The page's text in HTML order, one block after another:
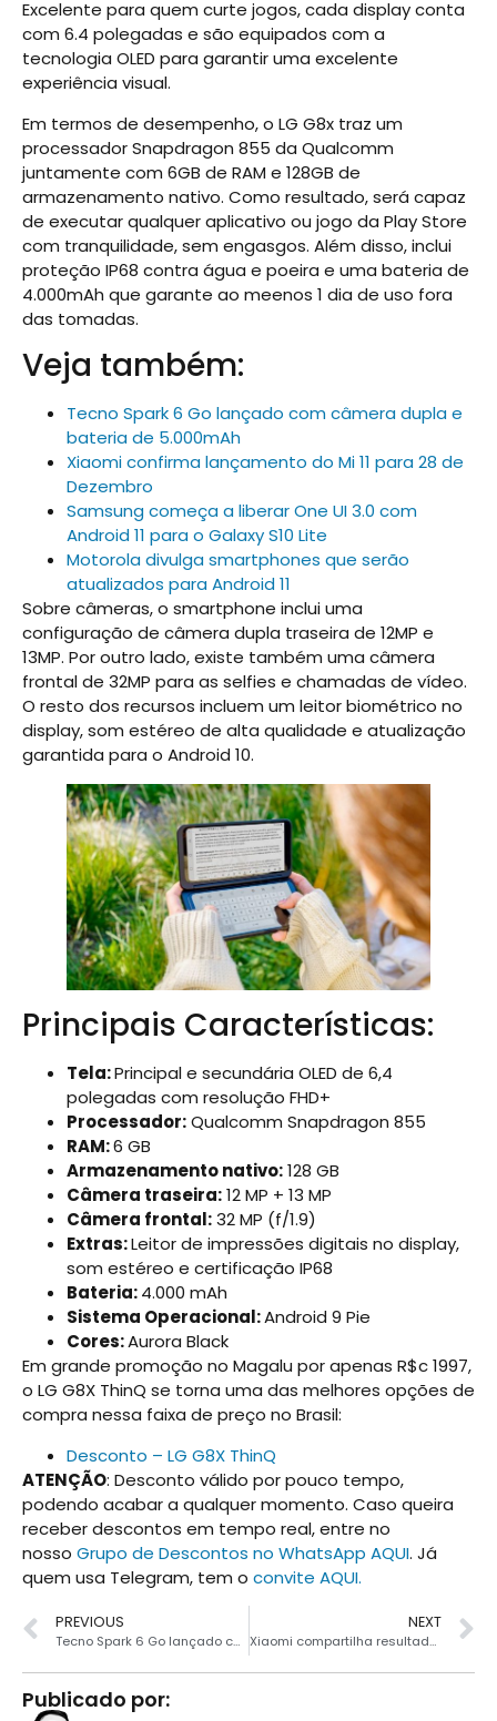
Excelente para quem curte jogos, cada display conta
com 6.4 polegadas e são equipados com a
tecnologia OLED para garantir uma excelente
experiência visual.
Em termos de desempenho, o LG G8x traz um
processador Snapdragon 855 da Qualcomm
juntamente com 6GB de RAM e 128GB de
armazenamento nativo. Como resultado, será capaz
de executar qualquer aplicativo ou jogo da Play Store
com tranquilidade, sem engasgos. Além disso, inclui
proteção IP68 contra água e poeira e uma bateria de
4.000mAh que garante ao meenos 1 dia de uso fora
das tomadas.
Veja também:
Tecno Spark 6 Go lançado com câmera dupla e
bateria de 5.000mAh
Xiaomi confirma lançamento do Mi 11 para 28 de
Dezembro
Samsung começa a liberar One UI 3.0 com
Android 11 para o Galaxy S10 Lite
Motorola divulga smartphones que serão
atualizados para Android 11
Sobre câmeras, o smartphone inclui uma
configuração de câmera dupla traseira de 12MP e
13MP. Por outro lado, existe também uma câmera
frontal de 32MP para as selfies e chamadas de vídeo.
O resto dos recursos incluem um leitor biométrico no
display, som estéreo de alta qualidade e atualização
garantida para o Android 10.
Principais Características:
Tela:Principal e secundária OLED de 6,4
polegadas com resolução FHD+
Processador:Qualcomm Snapdragon 855
RAM:6 GB
Armazenamento nativo:128 GB
Câmera traseira:12 MP + 13 MP
Câmera frontal:32 MP (f/1.9)
Extras:Leitor de impressões digitais no display,
som estéreo e certificação IP68
Bateria:4.000 mAh
Sistema Operacional:Android 9 Pie
Cores:Aurora Black
Em grande promoção no Magalu por apenas R$c 1997,
o LG G8X ThinQ se torna uma das melhores opções de
compra nessa faixa de preço no Brasil:
Desconto – LG G8X ThinQ
ATENÇÃO: Desconto válido por pouco tempo,
podendo acabar a qualquer momento. Caso queira
receber descontos em tempo real, entre no
nosso Grupo de Descontos no WhatsApp AQUI. Já
quem usa Telegram, tem o convite AQUI.
PREVIOUS
Tecno Spark 6 Go lançado com câmera dupla e bateria de 5.000mAh
NEXT
Xiaomi compartilha resultados de benchmark da nova série Mi 11
Publicado por: